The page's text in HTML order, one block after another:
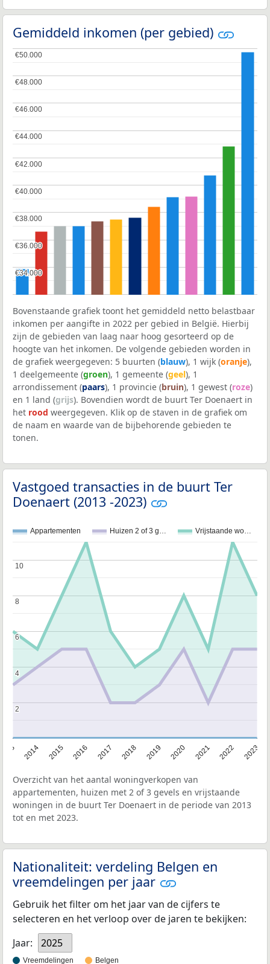
Gemiddeld inkomen (per gebied)
€34.000
€34.000
€36.000
€36.000
€38.000
€38.000
€40.000
€40.000
€42.000
€42.000
€44.000
€44.000
€46.000
€46.000
€48.000
€48.000
€50.000
€50.000
Bovenstaande grafiek toont het gemiddeld netto belastbaar
inkomen per aangifte in 2022 per gebied in België. Hierbij
zijn de gebieden van laag naar hoog gesorteerd op de
hoogte van het inkomen. De volgende gebieden worden in
de grafiek weergegeven: 5 buurten (blauw), 1 wijk (oranje),
1 deelgemeente (groen), 1 gemeente (geel), 1
arrondissement (paars), 1 provincie (bruin), 1 gewest (roze)
en 1 land (grijs). Bovendien wordt de buurt Ter Doenaert in
het rood weergegeven. Klik op de staven in de grafiek om
de naam en waarde van de bijbehorende gebieden te
tonen.
Vastgoed transacties in de buurt Ter
Doenaert (2013 -2023)
Appartementen Huizen 2 of 3 g… Vrijstaande wo…
2014 2015 2016 2017 2018 2019 2020 2021 2022 2023
2
2
4
4
6
6
8
8
10
10
Overzicht van het aantal woningverkopen van
appartementen, huizen met 2 of 3 gevels en vrijstaande
woningen in de buurt Ter Doenaert in de periode van 2013
tot en met 2023.
Nationaliteit: verdeling Belgen en
vreemdelingen per jaar
Gebruik het filter om het jaar van de cijfers te
selecteren en het verloop over de jaren te bekijken:
Jaar:
2025
Vreemdelingen Belgen